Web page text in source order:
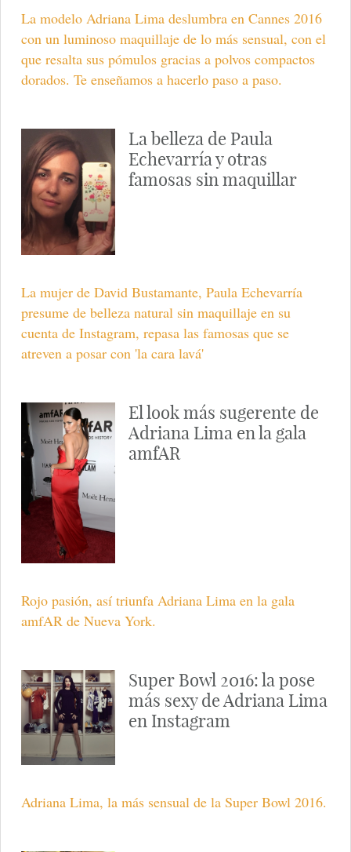
La modelo Adriana Lima deslumbra en Cannes 2016
con un luminoso maquillaje de lo más sensual, con el
que resalta sus pómulos gracias a polvos compactos
dorados. Te enseñamos a hacerlo paso a paso.
La belleza de Paula
Echevarría y otras
famosas sin maquillar
La mujer de David Bustamante, Paula Echevarría
presume de belleza natural sin maquillaje en su
cuenta de Instagram, repasa las famosas que se
atreven a posar con 'la cara lavá'
El look más sugerente de
Adriana Lima en la gala
amfAR
Rojo pasión, así triunfa Adriana Lima en la gala
amfAR de Nueva York.
Super Bowl 2016: la pose
más sexy de Adriana Lima
en Instagram
Adriana Lima, la más sensual de la Super Bowl 2016.